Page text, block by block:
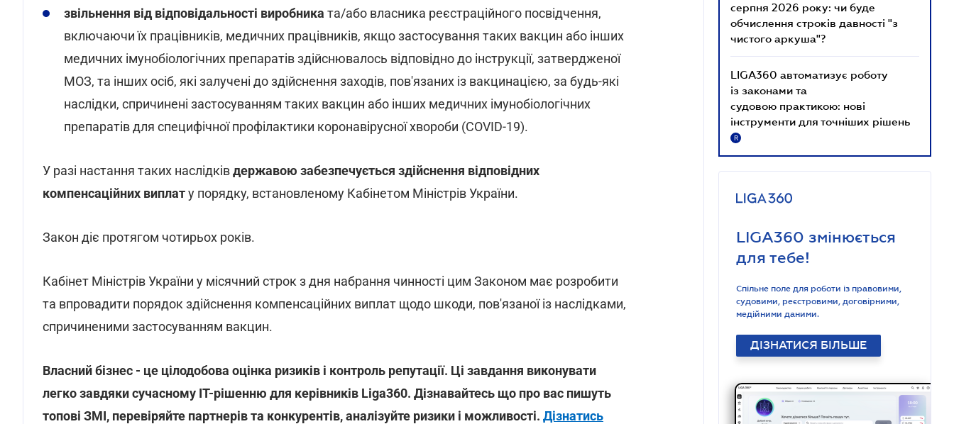
звільнення від відповідальності виробника та/або власника реєстраційного посвідчення,
включаючи їх працівників, медичних працівників, якщо застосування таких вакцин або інших
медичних імунобіологічних препаратів здійснювалось відповідно до інструкції, затвердженої
МОЗ, та інших осіб, які залучені до здійснення заходів, пов'язаних із вакцинацією, за будь-які
наслідки, спричинені застосуванням таких вакцин або інших медичних імунобіологічних
препаратів для специфічної профілактики коронавірусної хвороби (COVID-19).
У разі настання таких наслідківдержавою забезпечується здійснення відповідних
компенсаційних виплату порядку, встановленому Кабінетом Міністрів України.
Закон діє протягом чотирьох років.
Кабінет Міністрів України у місячний строк з дня набрання чинності цим Законом має розробити
та впровадити порядок здійснення компенсаційних виплат щодо шкоди, пов'язаної із наслідками,
спричиненими застосуванням вакцин.
Власний бізнес - це цілодобова оцінка ризиків і контроль репутації. Ці завдання виконувати
легко завдяки сучасному IT-рішенню для керівників Liga360. Дізнавайтесь що про вас пишуть
топові ЗМІ, перевіряйте партнерів та конкурентів, аналізуйте ризики і можливості. Дізнатись
серпня 2026 року: чи буде
обчислення строків давності "з
чистого аркуша"?
LIGA360 автоматизує роботу
із законами та
судовою практикою: нові
інструменти для точніших рішень
R
LIGA360 змінюється
для тебе!
Спільне поле для роботи із правовими,
судовими, реєстровими, договірними,
медійними даними.
ДІЗНАТИСЯ БІЛЬШЕ